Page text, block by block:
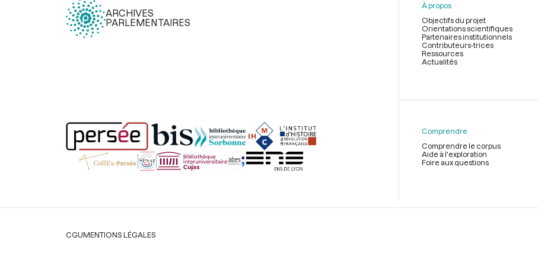
ARCHIVES
PARLEMENTAIRES
page
À propos
Objectifs du projet
Orientations scientifiques
Partenaires institutionnels
Contributeurs-trices
Ressources
Actualités
Comprendre
Comprendre le corpus
Aide à l'exploration
Foire aux questions
Légal
CGUMENTIONS LÉGALES